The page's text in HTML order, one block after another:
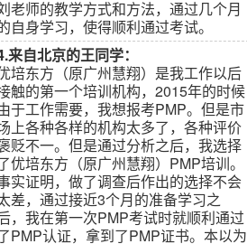
老师的教学方式和方法，通过几个月
自身学习，使得顺利通过考试。
来自北京的王同学：
培东方（原广州慧翔）是我工作以后
触的第一个培训机构，2015年的时候
于工作需要，我想报考PMP。但是市
上各种各样的机构太多了，各种评价
贬不一。但是通过分析之后，我选择
优培东方（原广州慧翔）PMP培训。
实证明，做了调查后作出的选择不会
差，通过接近3个月的准备学习之
，我在第一次PMP考试时就顺利通过
PMP认证，拿到了PMP证书。本以为